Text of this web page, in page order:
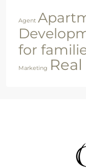
Agent
for
Marketing